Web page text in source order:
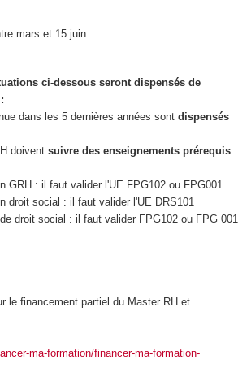
mars et 15 juin.
ci-dessous seront dispensés de
dans les 5 dernières années sont dispensés
doivent suivre des enseignements prérequis
GRH : il faut valider l'UE FPG102 ou FPG001
droit social : il faut valider l'UE DRS101
droit social : il faut valider FPG102 ou FPG 001
le financement partiel du Master RH et
ma-formation/financer-ma-formation-